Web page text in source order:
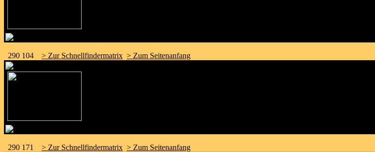
290 104 > Zur Schnellfindermatrix > Zum Seitenanfang
290 171 > Zur Schnellfindermatrix > Zum Seitenanfang